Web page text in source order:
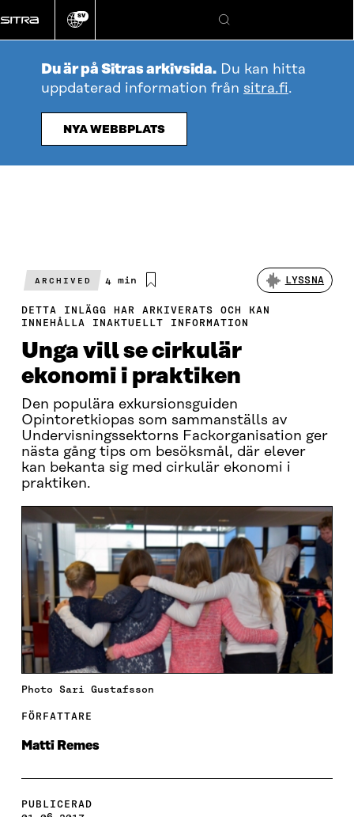
direkt
till
Ändra
språk
SV
Sök
Du är på Sitras arkivsida. Du kan hitta
uppdaterad information från sitra.fi.
NYA WEBBPLATS
ARCHIVED
Beräknad
4 min LYSSNA
DETTA INLÄGG HAR ARKIVERATS OCH KAN
INNEHÅLLA INAKTUELLT INFORMATION
Unga vill se cirkulär
ekonomi i praktiken
Den populära exkursionsguiden
Opintoretkiopas som sammanställs av
Undervisningssektorns Fackorganisation ger
nästa gång tips om besöksmål, där elever
kan bekanta sig med cirkulär ekonomi i
praktiken.
Photo Sari Gustafsson
FÖRFATTARE
Matti Remes
PUBLICERAD